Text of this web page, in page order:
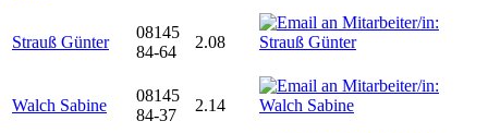
Strauß Günter
08145
84-64
2.08
Walch Sabine
08145
84-37
2.14